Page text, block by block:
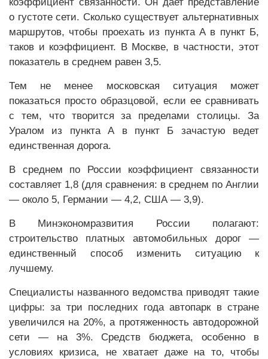
о густоте сети. Сколько существует альтернативных
маршрутов, чтобы проехать из пункта А в пункт Б,
таков и коэффициент. В Москве, в частности, этот
показатель в среднем равен 3,5.
Тем не менее московская ситуация может
показаться просто образцовой, если ее сравнивать
с тем, что творится за пределами столицы. За
Уралом из пункта А в пункт Б зачастую ведет
единственная дорога.
В среднем по России коэффициент связанности
составляет 1,8 (для сравнения: в среднем по Англии
— около 5, Германии — 4,2, США — 3,9).
В Минэкономразвития России полагают:
строительство платных автомобильных дорог —
единственный способ изменить ситуацию к
лучшему.
Специалисты названного ведомства приводят такие
цифры: за три последних года автопарк в стране
увеличился на 20%, а протяженность автодорожной
сети — на 3%. Средств бюджета, особенно в
условиях кризиса, не хватает даже на то, чтобы